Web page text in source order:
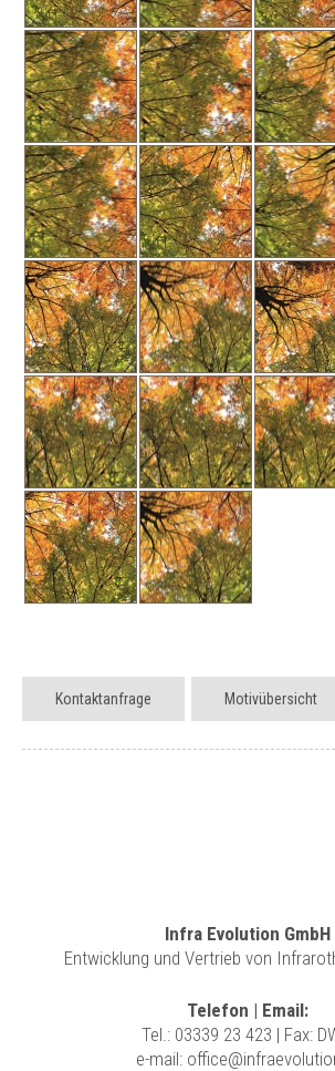
Kontaktanfrage Motivübersicht
Infra Evolution GmbH
Entwicklung und Vertrieb von
Telefon | Email:
Tel.: 03339 23 423 | Fax:
e-mail: